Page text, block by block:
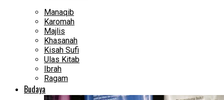
Manaqib
Karomah
Majlis
Khasanah
Kisah Sufi
Ulas Kitab
Ibrah
Ragam
Budaya